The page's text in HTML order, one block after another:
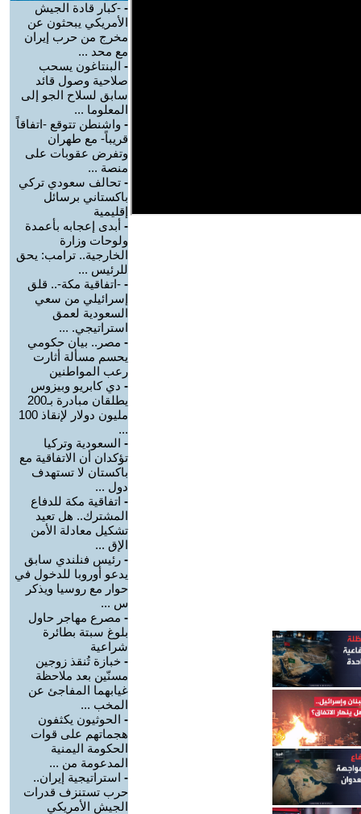
- -كبار قادة الجيش
الأمريكي يبحثون عن
مخرج من حرب إيران
مع محد ...
- البنتاغون يسحب
صلاحية وصول قائد
سابق لسلاح الجو إلى
المعلوما ...
- واشنطن تتوقع -اتفاقاً
قريباً- مع طهران
وتفرض عقوبات على
منصة ...
- تحالف سعودي تركي
باكستاني برسائل
إقليمية
- أبدى إعجابه بأعمدة
ولوحات وزارة
الخارجية.. ترامب: يحق
للرئيس ...
- -اتفاقية مكة-.. قلق
إسرائيلي من سعي
السعودية لعمق
استراتيجي. ...
- مصر.. بيان حكومي
يحسم مسألة أثارت
رعب المواطنين
- دي كابريو وبيزوس
يطلقان مبادرة بـ200
مليون دولار لإنقاذ 100
...
- السعودية وتركيا
تؤكدان أن الاتفاقية مع
باكستان لا تستهدف
دول ...
- اتفاقية مكة للدفاع
المشترك.. هل تعيد
تشكيل معادلة الأمن
الإق ...
- رئيس فنلندي سابق
يدعو أوروبا للدخول في
حوار مع روسيا ويذكر
س ...
- مصرع مهاجر حاول
بلوغ سبتة بطائرة
شراعية
- خبازة تُنقذ زوجين
مسنّين بعد ملاحظة
غيابهما المفاجئ عن
المخب ...
- الحوثيون يكثفون
هجماتهم على قوات
الحكومة اليمنية
المدعومة من ...
- استراتيجية إيران..
حرب تستنزف قدرات
الجيش الأمريكي